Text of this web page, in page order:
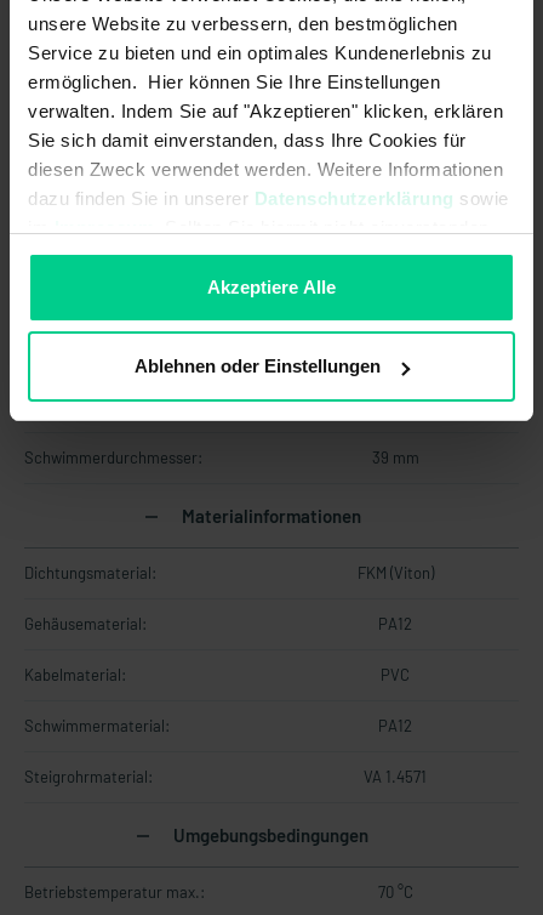
unsere Website zu verbessern, den bestmöglichen
Service zu bieten und ein optimales Kundenerlebnis zu
ermöglichen. Hier können Sie Ihre Einstellungen
verwalten. Indem Sie auf "Akzeptieren" klicken, erklären
Sie sich damit einverstanden, dass Ihre Cookies für
diesen Zweck verwendet werden. Weitere Informationen
dazu finden Sie in unserer Datenschutzerklärung sowie
sein, können Sie die Verwendung von Cookies hier
Akzeptiere Alle
Ablehnen oder Einstellungen
Temperaturausgang:
Verpolungsschutz:
Eigenschaften
Einsatzbereich: Industrie
Kopf drehbar:
Mechanische Daten
Mediums:
Schwimmerdurchmesser: 39 mm
Materialinformationen
Dichtungsmaterial: FKM (Viton)
Gehäusematerial: PA12
Kabelmaterial: PVC
Schwimmermaterial: PA12
Steigrohrmaterial: VA 1.4571
Umgebungsbedingungen
Betriebstemperatur max.: 70 °C